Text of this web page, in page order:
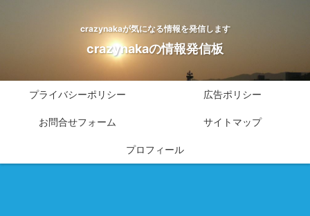
crazynakaが気になる情報を発信します
crazynakaの情報発信板
プライバシーポリシー 広告ポリシー
お問合せフォーム サイトマップ
プロフィール